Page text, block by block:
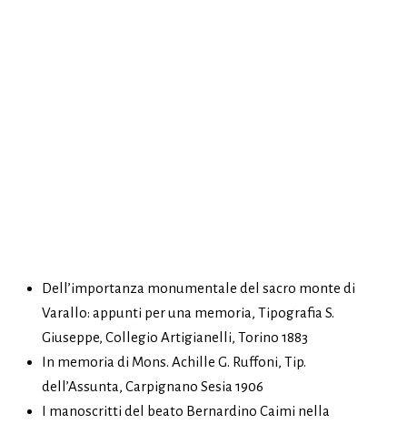
Dell’importanza monumentale del sacro monte di
Varallo: appunti per una memoria, Tipografia S.
Giuseppe, Collegio Artigianelli, Torino 1883
In memoria di Mons. Achille G. Ruffoni, Tip.
dell’Assunta, Carpignano Sesia 1906
I manoscritti del beato Bernardino Caimi nella